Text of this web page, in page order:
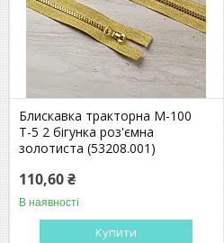
Блискавка тракторна М-100
Т-5 2 бігунка роз'ємна
золотиста (53208.001)
110,60 ₴
В наявності
Купити